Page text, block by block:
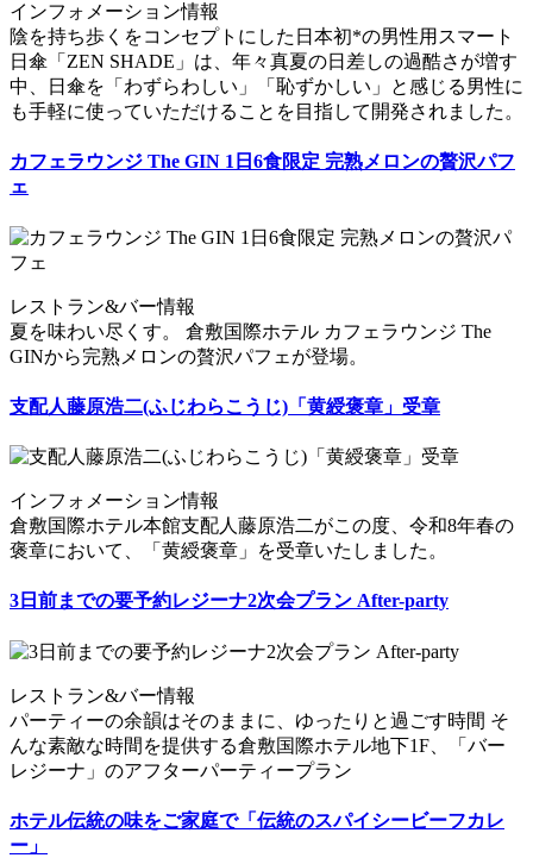
インフォメーション情報
陰を持ち歩くをコンセプトにした日本初*の男性用スマート
日傘「ZEN SHADE」は、年々真夏の日差しの過酷さが増す
中、日傘を「わずらわしい」「恥ずかしい」と感じる男性に
も手軽に使っていただけることを目指して開発されました。
カフェラウンジ The GIN 1日6食限定 完熟メロンの贅沢パフ
ェ
レストラン&バー情報
夏を味わい尽くす。 倉敷国際ホテル カフェラウンジ The
GINから完熟メロンの贅沢パフェが登場。
支配人藤原浩二(ふじわらこうじ)「黄綬褒章」受章
インフォメーション情報
倉敷国際ホテル本館支配人藤原浩二がこの度、令和8年春の
褒章において、「黄綬褒章」を受章いたしました。
3日前までの要予約レジーナ2次会プラン After-party
レストラン&バー情報
パーティーの余韻はそのままに、ゆったりと過ごす時間 そ
んな素敵な時間を提供する倉敷国際ホテル地下1F、「バー
レジーナ」のアフターパーティープラン
ホテル伝統の味をご家庭で「伝統のスパイシービーフカレ
ー」